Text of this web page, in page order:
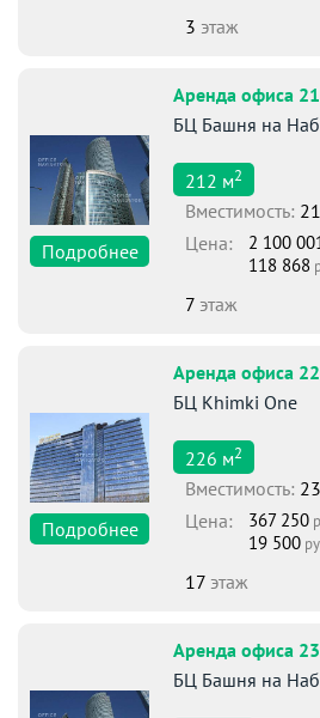
3 этаж
Подробнее
Аренда офиса
БЦ Башня на
212 м2
Вместимоcть: 21
Цена:
2 100 001
118 868
7 этаж
Подробнее
Аренда офиса
БЦ Khimki One
226 м2
Вместимоcть: 23
Цена:
367 250
19 500
17 этаж
Аренда офиса
БЦ Башня на